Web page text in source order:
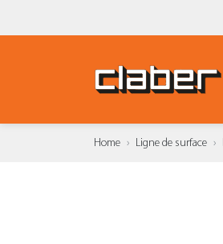
Home Ligne de surface